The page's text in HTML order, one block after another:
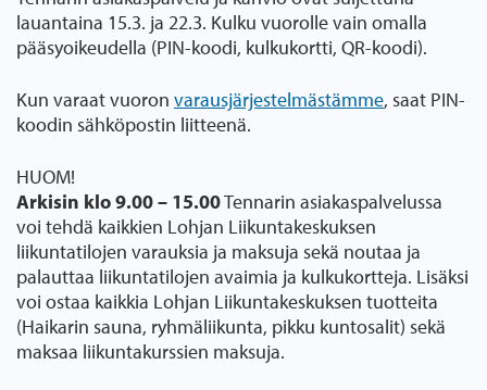
lauantaina 15.3. ja 22.3. Kulku vuorolle vain omalla
pääsyoikeudella (PIN-koodi, kulkukortti, QR-koodi).
Kun varaat vuoron varausjärjestelmästämme, saat PIN-
koodin sähköpostin liitteenä.
HUOM!
Arkisin klo 9.00 – 15.00Tennarin asiakaspalvelussa
voi tehdä kaikkien Lohjan Liikuntakeskuksen
liikuntatilojen varauksia ja maksuja sekä noutaa ja
palauttaa liikuntatilojen avaimia ja kulkukortteja. Lisäksi
voi ostaa kaikkia Lohjan Liikuntakeskuksen tuotteita
(Haikarin sauna, ryhmäliikunta, pikku kuntosalit) sekä
maksaa liikuntakurssien maksuja.